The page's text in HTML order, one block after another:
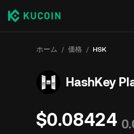
ホーム / 価格 / HSK
HashKey
$0.08424